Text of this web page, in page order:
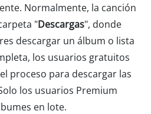
Normalmente, la canción
"Descargas", donde
descargar un álbum o lista
los usuarios gratuitos
proceso para descargar las
los usuarios Premium
en lote.